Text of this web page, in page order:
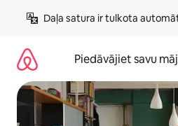
saturu
Daļa satura ir tulkota
Piedāvājiet savu